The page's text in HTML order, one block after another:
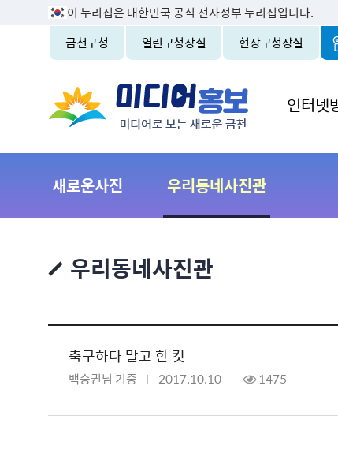
이 누리집은 대한민국 공식 전자정부 누리집입니다.
금천구청
열린구청장실 현장구청장실
인터넷
새로운사진 우리동네사진관
우리동네사진관
축구하다 말고 한 컷
백승권님 기증 2017.10.10 1475